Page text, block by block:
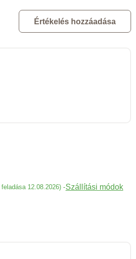
Értékelés hozzáadása
12.08.2026) -Szállítási módok